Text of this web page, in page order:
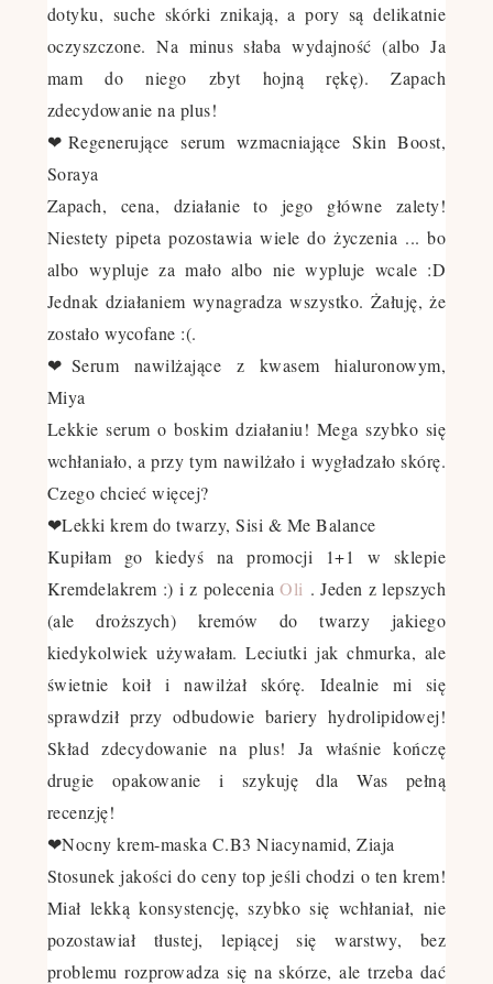
dotyku, suche skórki znikają, a pory są delikatnie
oczyszczone. Na minus słaba wydajność (albo Ja
mam do niego zbyt hojną rękę). Zapach
zdecydowanie na plus!
❤Regenerujące serum wzmacniające Skin Boost,
Soraya
Zapach, cena, działanie to jego główne zalety!
Niestety pipeta pozostawia wiele do życzenia ... bo
albo wypluje za mało albo nie wypluje wcale :D
Jednak działaniem wynagradza wszystko. Żałuję, że
zostało wycofane :(.
❤ Serum nawilżające z kwasem hialuronowym,
Miya
Lekkie serum o boskim działaniu! Mega szybko się
wchłaniało, a przy tym nawilżało i wygładzało skórę.
Czego chcieć więcej?
❤Lekki krem do twarzy, Sisi & Me Balance
Kupiłam go kiedyś na promocji 1+1 w sklepie
Kremdelakrem :) i z poleceniaOli . Jeden z lepszych
(ale droższych) kremów do twarzy jakiego
kiedykolwiek używałam. Leciutki jak chmurka, ale
świetnie koił i nawilżał skórę. Idealnie mi się
sprawdził przy odbudowie bariery hydrolipidowej!
Skład zdecydowanie na plus! Ja właśnie kończę
drugie opakowanie i szykuję dla Was pełną
recenzję!
❤Nocny krem-maska C.B3 Niacynamid, Ziaja
Stosunek jakości do ceny top jeśli chodzi o ten krem!
Miał lekką konsystencję, szybko się wchłaniał, nie
pozostawiał tłustej, lepiącej się warstwy, bez
problemu rozprowadza się na skórze, ale trzeba dać